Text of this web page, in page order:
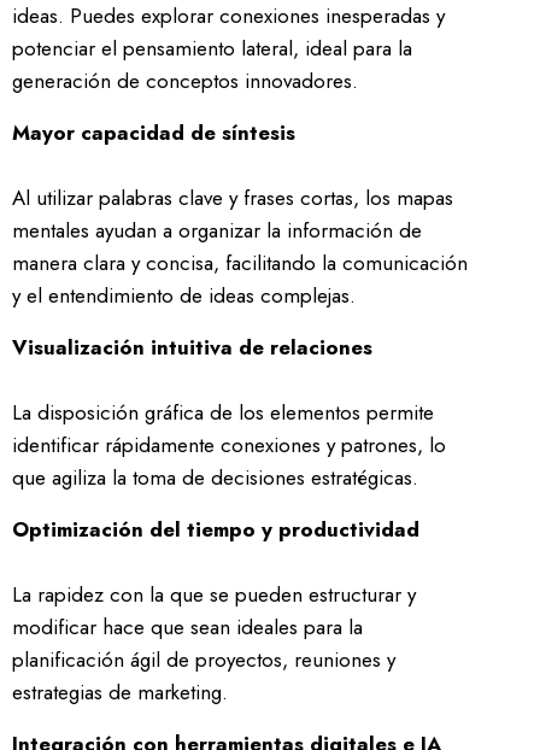
ideas. Puedes explorar conexiones inesperadas y
potenciar el pensamiento lateral, ideal para la
generación de conceptos innovadores.
Mayor capacidad de síntesis
Al utilizar palabras clave y frases cortas, los mapas
mentales ayudan a organizar la información de
manera clara y concisa, facilitando la comunicación
y el entendimiento de ideas complejas.
Visualización intuitiva de relaciones
La disposición gráfica de los elementos permite
identificar rápidamente conexiones y patrones, lo
que agiliza la toma de decisiones estratégicas.
Optimización del tiempo y productividad
La rapidez con la que se pueden estructurar y
modificar hace que sean ideales para la
planificación ágil de proyectos, reuniones y
estrategias de marketing.
Integración con herramientas digitales e IA